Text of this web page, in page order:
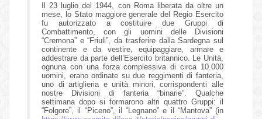
Il 23 luglio del 1944, con Roma liberata da oltre un
mese, lo Stato maggiore generale del Regio Esercito
fu autorizzato a costituire due Gruppi di
Combattimento, con gli uomini delle Divisioni
“Cremona” e “Friuli”, da trasferire dalla Sardegna sul
continente e da vestire, equipaggiare, armare e
addestrare da parte dell’Esercito britannico. Le Unità,
ognuna con una forza complessiva di circa 10.000
uomini, erano ordinate su due reggimenti di fanteria,
uno di artiglieria e unità minori, corrispondenti alle
nostre Divisioni di fanteria “binarie”. Qualche
settimana dopo si formarono altri quattro Gruppi: il
“Folgore”, il “Piceno”, il “Legnano” e il “Mantova” (in